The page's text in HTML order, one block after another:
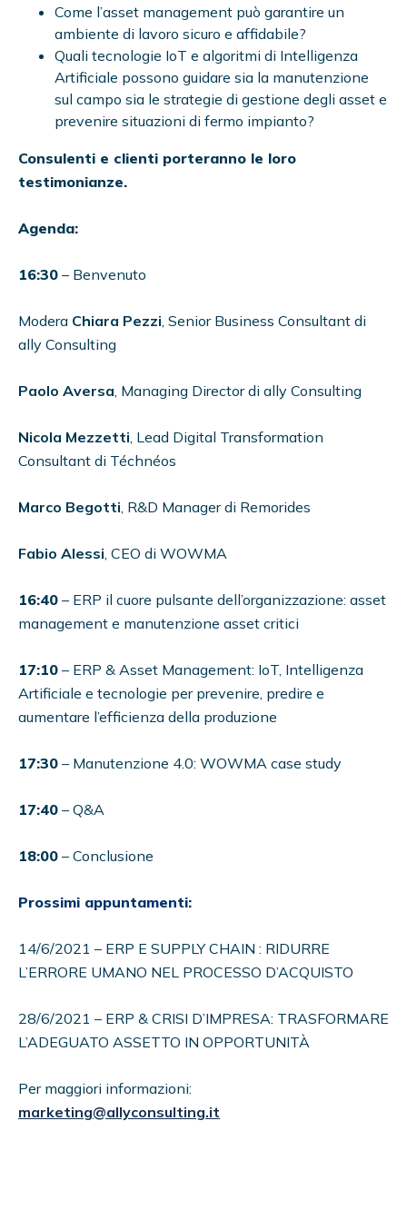
Come l’asset management può garantire un
ambiente di lavoro sicuro e affidabile?
Quali tecnologie IoT e algoritmi di Intelligenza
Artificiale possono guidare sia la manutenzione
sul campo sia le strategie di gestione degli asset e
prevenire situazioni di fermo impianto?
Consulenti e clienti porteranno le loro
testimonianze.
Agenda:
16:30 – Benvenuto
Modera Chiara Pezzi, Senior Business Consultant di
ally Consulting
Paolo Aversa, Managing Director di ally Consulting
Nicola Mezzetti, Lead Digital Transformation
Consultant di Téchnéos
Marco Begotti, R&D Manager di Remorides
Fabio Alessi, CEO di WOWMA
16:40 – ERP il cuore pulsante dell’organizzazione: asset
management e manutenzione asset critici
17:10 – ERP & Asset Management: IoT, Intelligenza
Artificiale e tecnologie per prevenire, predire e
aumentare l’efficienza della produzione
17:30 – Manutenzione 4.0: WOWMA case study
17:40 – Q&A
18:00 – Conclusione
Prossimi appuntamenti:
14/6/2021 – ERP E SUPPLY CHAIN : RIDURRE
L’ERRORE UMANO NEL PROCESSO D’ACQUISTO
28/6/2021 – ERP & CRISI D’IMPRESA: TRASFORMARE
L’ADEGUATO ASSETTO IN OPPORTUNITÀ
Per maggiori informazioni:
marketing@allyconsulting.it